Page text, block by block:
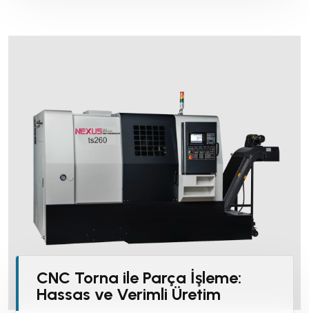
CNC Torna ile Parça İşleme:
Hassas ve Verimli Üretim